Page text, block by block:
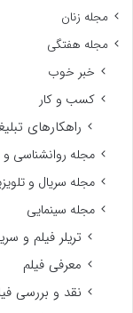
مجله زنان
مجله هفتگی
خبر خوب
کسب و کار
راهکارهای
مجله روانشناسی و
مجله سریال و
مجله سینمایی
تریلر فیلم و
معرفی فیلم
نقد و بررسی